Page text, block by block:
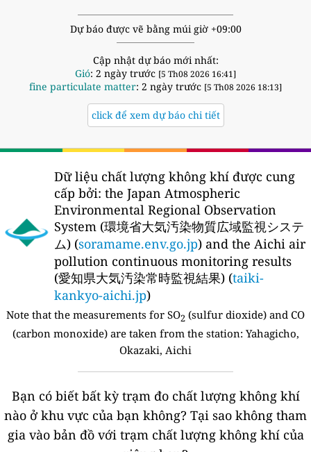
Dự báo được vẽ bằng múi giờ +09:00
Cập nhật dự báo mới nhất:
Gió: 2 ngày trước [5 Th08 2026 16:41]
fine particulate matter: 2 ngày trước [5 Th08 2026 18:13]
click để xem dự báo chi tiết
Dữ liệu chất lượng không khí được cung
cấp bởi: the Japan Atmospheric
Environmental Regional Observation
System (環境省大気汚染物質広域監視システ
ム) (soramame.env.go.jp) and the Aichi air
pollution continuous monitoring results
(愛知県大気汚染常時監視結果) (taiki-
kankyo-aichi.jp)
Note that the measurements for SO2 (sulfur dioxide) and CO
(carbon monoxide) are taken from the station: Yahagicho,
Okazaki, Aichi
Bạn có biết bất kỳ trạm đo chất lượng không khí
nào ở khu vực của bạn không? Tại sao không tham
gia vào bản đồ với trạm chất lượng không khí của